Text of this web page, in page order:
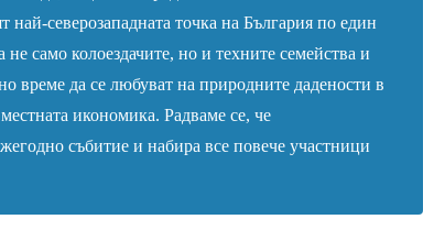
най-северозападната точка на България по един
само колоездачите, но и техните семейства и
време да се любуват на природните дадености в
икономика. Радваме се, че
събитие и набира все повече участници